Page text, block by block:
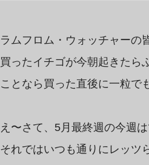
ラムフロム・ウォッチャーの
買ったイチゴが今朝起きたら
ことなら買った直後に一粒で
え〜さて、5月最終週の今週
それではいつも通りにレッツ